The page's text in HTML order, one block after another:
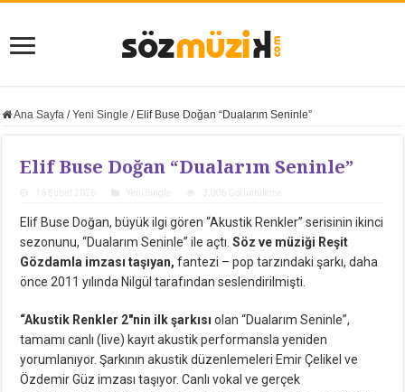
Ana Sayfa / Yeni Single / Elif Buse Doğan “Dualarım Seninle”
Elif Buse Doğan “Dualarım Seninle”
Elif Buse Doğan, büyük ilgi gören “Akustik Renkler” serisinin ikinci
sezonunu, “Dualarım Seninle” ile açtı.Söz ve müziği Reşit
Gözdamla imzası taşıyan, fantezi – pop tarzındaki şarkı, daha
önce 2011 yılında Nilgül tarafından seslendirilmişti.
“Akustik Renkler 2″nin ilk şarkısı olan “Dualarım Seninle”,
tamamı canlı (live) kayıt akustik performansla yeniden
yorumlanıyor. Şarkının akustik düzenlemeleri Emir Çelikel ve
Özdemir Güz imzası taşıyor. Canlı vokal ve gerçek